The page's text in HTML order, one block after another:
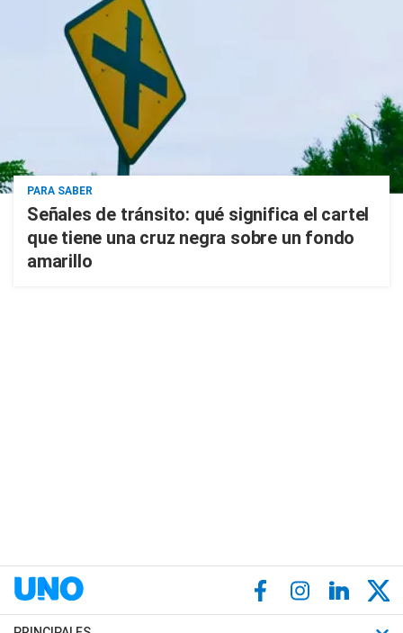
PARA SABER
Señales de tránsito: qué significa el cartel
que tiene una cruz negra sobre un fondo
amarillo